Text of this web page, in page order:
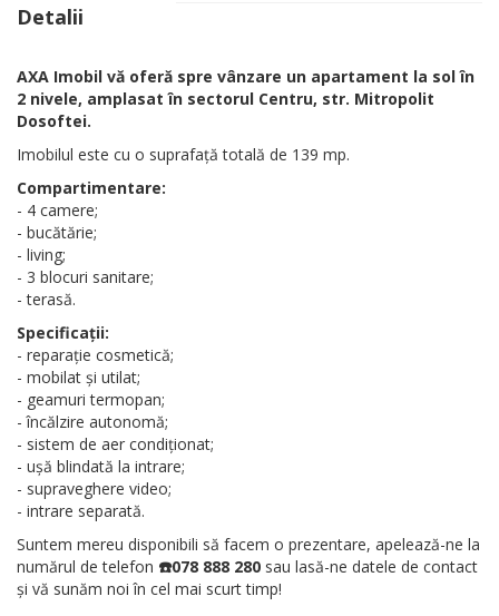
Detalii
AXA Imobil vă oferă spre vânzare un apartament la sol în
2 nivele, amplasat în sectorul Centru, str. Mitropolit
Dosoftei.
Imobilul este cu o suprafață totală de 139 mp.
Compartimentare:
- 4 camere;
- bucătărie;
- living;
- 3 blocuri sanitare;
- terasă.
Specificații:
- reparație cosmetică;
- mobilat și utilat;
- geamuri termopan;
- încălzire autonomă;
- sistem de aer condiţionat;
- ușă blindată la intrare;
- supraveghere video;
- intrare separată.
Suntem mereu disponibili să facem o prezentare, apelează-ne la
numărul de telefon ☎️078 888 280 sau lasă-ne datele de contact
și vă sunăm noi în cel mai scurt timp!